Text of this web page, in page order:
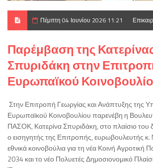
Πέμπτη 04 Ιουνίου 2026 11:21
Παρέμβαση της
Σπυριδάκη στην
Ευρωπαϊκού
Στην Επιτροπή Γεωργίας και Ανάπτυξης της
Ευρωπαϊκού Κοινοβουλίου παρενέβη η
ΠΑΣΟΚ, Κατερίνα Σπυριδάκη, στο πλαίσιο του
ο εισηγητής της Επιτροπής, ευρωβουλευτής κ.
εθνικά κοινοβούλια για τη νέα Κοινή Αγροτική
2034 και το νέο Πολυετές Δημοσιονομικό